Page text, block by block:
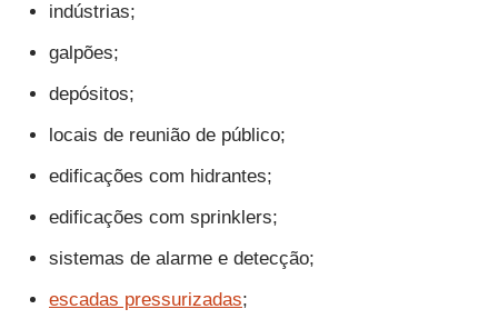
indústrias;
galpões;
depósitos;
locais de reunião de público;
edificações com hidrantes;
edificações com sprinklers;
sistemas de alarme e detecção;
escadas pressurizadas;